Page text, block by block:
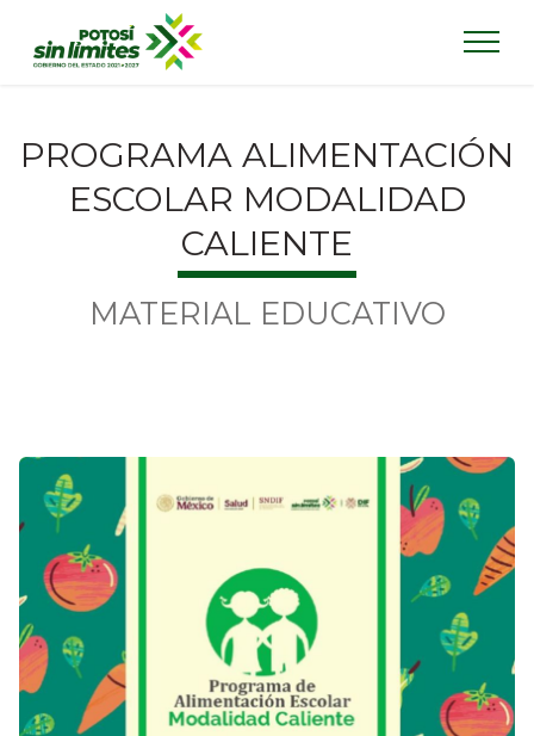
PROGRAMA ALIMENTACIÓN
ESCOLAR MODALIDAD
CALIENTE
MATERIAL EDUCATIVO